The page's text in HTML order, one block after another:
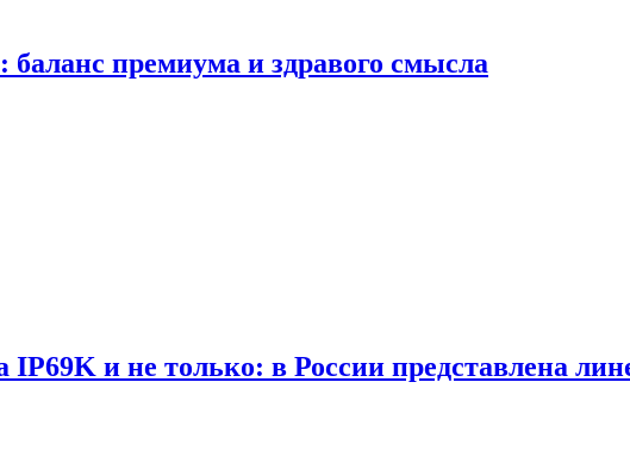
премиума и здравого смысла
IP69K и не только: в России представлена